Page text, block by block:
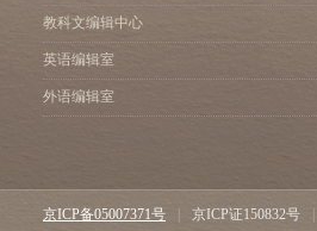
教科文编辑中心
英语编辑室
外语编辑室
京ICP备05007371号 京ICP证150832号